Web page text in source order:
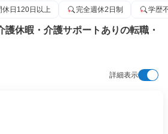
休日120日以上 完全週休2日制 学歴
護休暇・介護サポートありの転職・
詳細表示